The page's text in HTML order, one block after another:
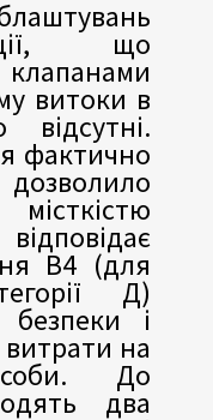
що
витоки в
відсутні.
фактично
В4 (для
Д)
і
на
До
два